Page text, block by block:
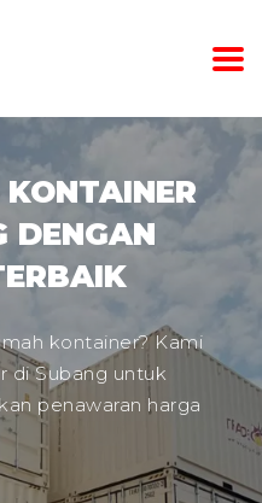
DENGAN
kontainer? Kami
di Subang untuk
penawaran harga